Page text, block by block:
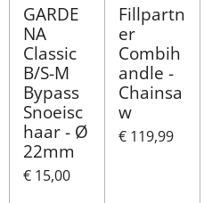
GARDE
NA
Classic
B/S-M
Bypass
Snoeisc
haar - Ø
22mm
€ 15,00
Fillpartn
er
Combih
andle -
Chainsa
w
€ 119,99